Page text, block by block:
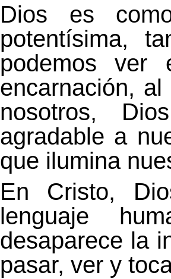
Dios es
potentísima,
podemos ver
encarnación,
nosotros,
agradable a
que ilumina
En Cristo,
lenguaje
desaparece la
pasar, ver y